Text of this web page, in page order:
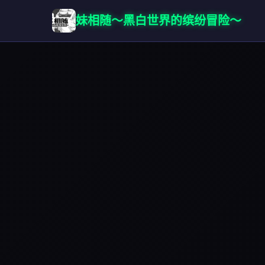
妹相随～黑白世界的缤纷冒险～